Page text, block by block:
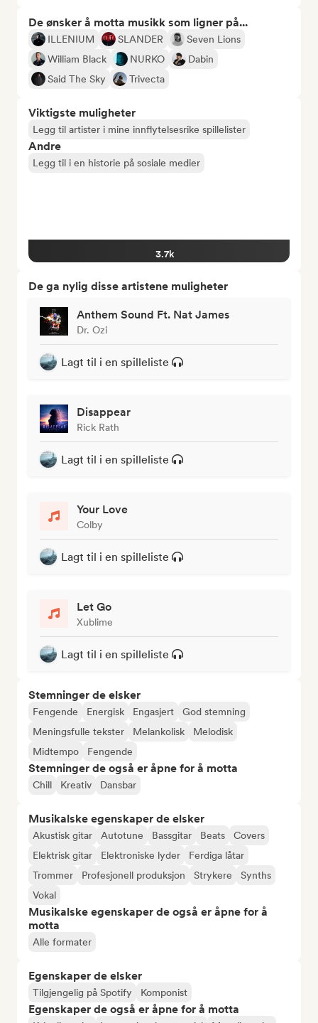
De ønsker å motta musikk som ligner på...
ILLENIUM SLANDER
Seven Lions
William Black
NURKO
Dabin
Said The Sky
Trivecta
Viktigste muligheter
Legg til artister i mine innflytelsesrike spillelister
Andre
Legg til i en historie på sosiale medier
3.7k
De ga nylig disse artistene muligheter
Anthem Sound Ft. Nat James
Dr. Ozi
Lagt til i en spilleliste
Disappear
Rick Rath
Lagt til i en spilleliste
Your Love
Colby
Lagt til i en spilleliste
Let Go
Xublime
Lagt til i en spilleliste
Stemninger de elsker
Fengende Energisk Engasjert
God stemning
Meningsfulle tekster
Melankolisk
Melodisk
Midtempo
Fengende
Stemninger de også er åpne for å motta
Chill Kreativ Dansbar
Musikalske egenskaper de elsker
Akustisk gitar Autotune Bassgitar Beats
Covers
Elektrisk gitar
Elektroniske lyder
Ferdiga låtar
Trommer
Profesjonell produksjon Strykere
Synths
Vokal
Musikalske egenskaper de også er åpne for å
motta
Alle formater
Egenskaper de elsker
Tilgjengelig på Spotify Komponist
Egenskaper de også er åpne for å motta